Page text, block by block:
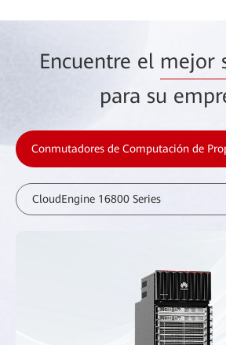
Encuentre el mejor
para su
Conmutadores de Computación de
CloudEngine 16800 Series